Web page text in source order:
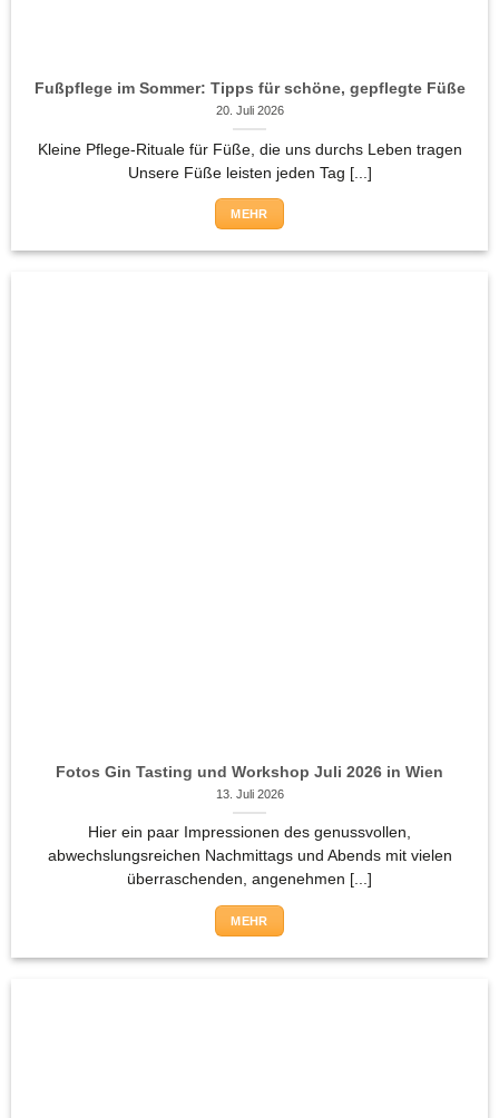
Fußpflege im Sommer: Tipps für schöne, gepflegte Füße
20. Juli 2026
Kleine Pflege-Rituale für Füße, die uns durchs Leben tragen
Unsere Füße leisten jeden Tag [...]
MEHR
Fotos Gin Tasting und Workshop Juli 2026 in Wien
13. Juli 2026
Hier ein paar Impressionen des genussvollen,
abwechslungsreichen Nachmittags und Abends mit vielen
überraschenden, angenehmen [...]
MEHR